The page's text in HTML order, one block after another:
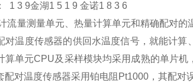
1 3 9金湖1 5 1 9 金诺1 8 3 6
流量测量单元、热量计算单元和精确配对
对温度传感器的供回水温度信号，就能计
算单元CPU及采样模块均采用成熟的单片
配对温度传感器采用铂电阻Pt1000，其配